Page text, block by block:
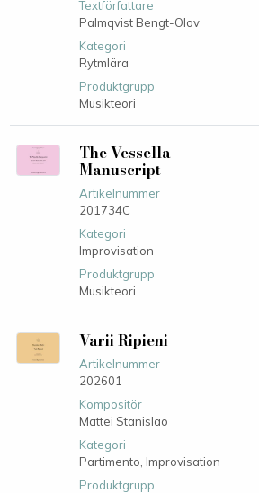
Textförfattare
Palmqvist Bengt-Olov
Kategori
Rytmlära
Produktgrupp
Musikteori
The Vessella
Manuscript
Artikelnummer
201734C
Kategori
Improvisation
Produktgrupp
Musikteori
Varii Ripieni
Artikelnummer
202601
Kompositör
Mattei Stanislao
Kategori
Partimento, Improvisation
Produktgrupp